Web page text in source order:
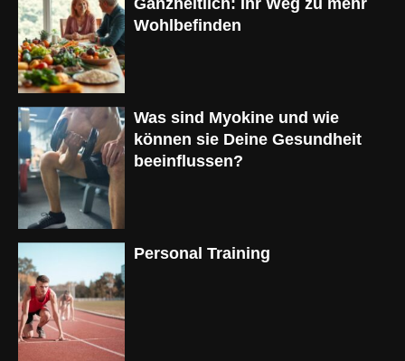
Ganzheitlich: Ihr Weg zu mehr
Wohlbefinden
Was sind Myokine und wie
können sie Deine Gesundheit
beeinflussen?
Personal Training